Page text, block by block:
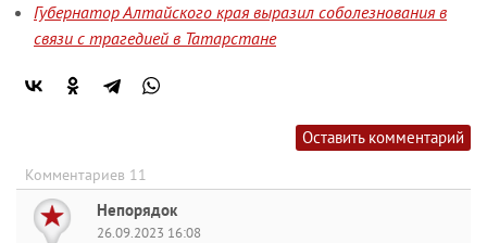
Губернатор Алтайского края выразил соболезнования в
связи с трагедией в Татарстане
Оставить комментарий
Комментариев 11
Непорядок
26.09.2023 16:08